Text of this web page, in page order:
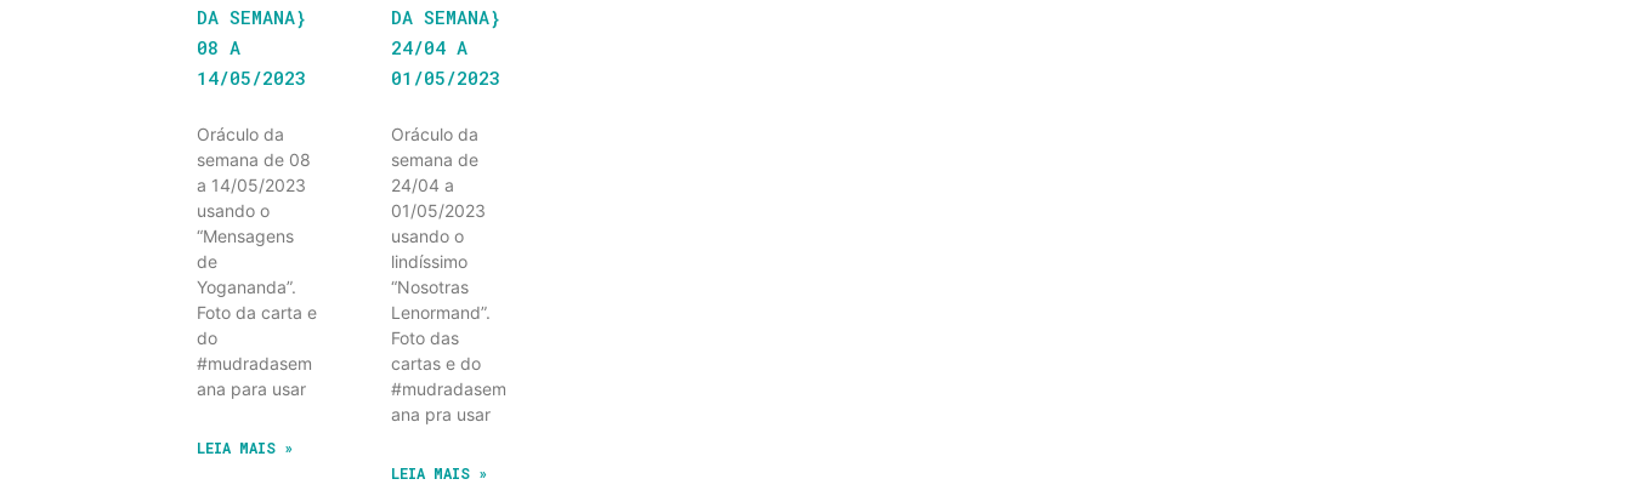
DA SEMANA}
08 A
14/05/2023
Oráculo da
semana de 08
a 14/05/2023
usando o
“Mensagens
de
Yogananda”.
Foto da carta e
do
#mudradasem
ana para usar
LEIA MAIS »
DA SEMANA}
24/04 A
01/05/2023
Oráculo da
semana de
24/04 a
01/05/2023
usando o
lindíssimo
“Nosotras
Lenormand”.
Foto das
cartas e do
#mudradasem
ana pra usar
LEIA MAIS »